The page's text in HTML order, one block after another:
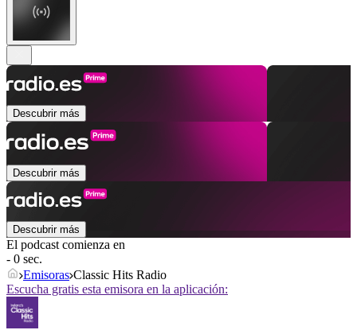
Descubrir más
Descubrir más
Descubrir más
El podcast comienza en
- 0 sec.
Emisoras Classic Hits Radio
Escucha gratis esta emisora en la aplicación: